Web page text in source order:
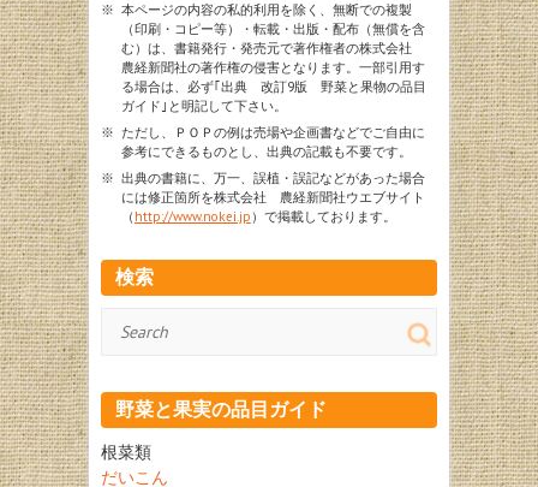
※ 本ページの内容の私的利用を除く、無断での複製
（印刷・コピー等）・転載・出版・配布（無償を含
む）は、書籍発行・発売元で著作権者の株式会社
農経新聞社の著作権の侵害となります。一部引用す
る場合は、必ず｢出典 改訂9版 野菜と果物の品目
ガイド｣と明記して下さい。
※ ただし、ＰＯＰの例は売場や企画書などでご自由に
参考にできるものとし、出典の記載も不要です。
※ 出典の書籍に、万一、誤植・誤記などがあった場合
には修正箇所を株式会社 農経新聞社ウエブサイト
（ http://www.nokei.jp ）で掲載しております。
検索
野菜と果実の品目ガイド
根菜類
だいこん